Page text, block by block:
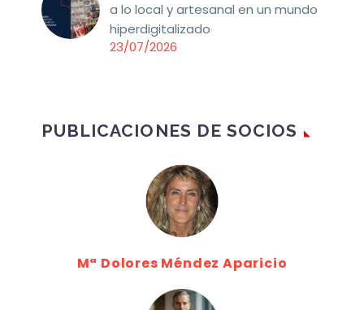
a lo local y artesanal en un mundo
hiperdigitalizado
23/07/2026
PUBLICACIONES DE SOCIOS
Mª Dolores Méndez Aparicio